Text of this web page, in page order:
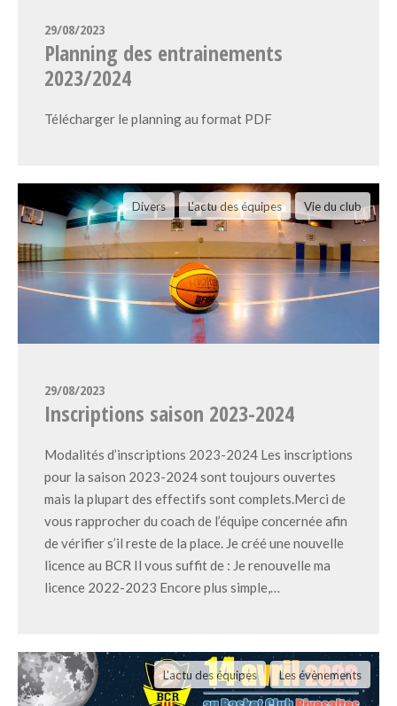
29/08/2023
Planning des entrainements
2023/2024
Télécharger le planning au format PDF
Divers L'actu des équipes Vie du club
29/08/2023
Inscriptions saison 2023-2024
Modalités d’inscriptions 2023-2024 Les inscriptions
pour la saison 2023-2024 sont toujours ouvertes
mais la plupart des effectifs sont complets.Merci de
vous rapprocher du coach de l’équipe concernée afin
de vérifier s’il reste de la place. Je créé une nouvelle
licence au BCR Il vous suffit de : Je renouvelle ma
licence 2022-2023 Encore plus simple,…
L'actu des équipes Les évènements